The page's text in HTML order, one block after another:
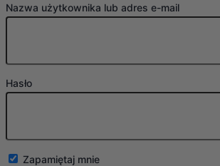
Nazwa użytkownika lub adres e-mail
Hasło
Zapamiętaj mnie